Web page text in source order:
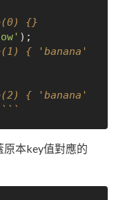
{}
{ 'banana'
{ 'banana'
本key值對應的